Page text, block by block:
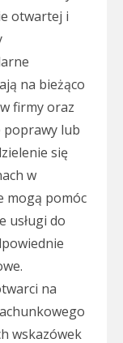
otwartej i
na bieżąco
firmy oraz
poprawy lub
się
w
mogą pomóc
usługi do
na
wskazówek